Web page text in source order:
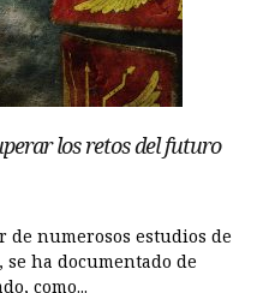
los retos del futuro
de numerosos estudios de
ha documentado de
como...